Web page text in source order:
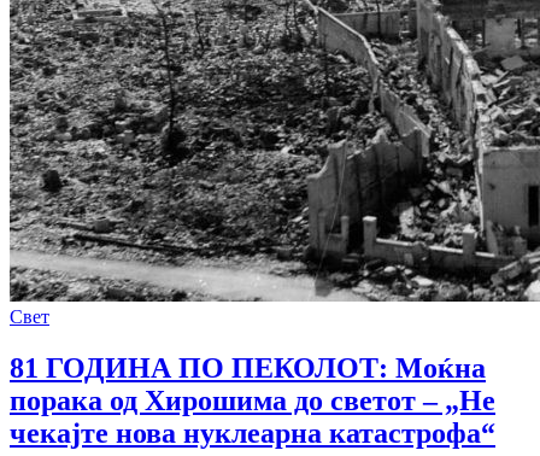
Свет
81 ГОДИНА ПО ПЕКОЛОТ: Моќна
порака од Хирошима до светот – „Не
чекајте нова нуклеарна катастрофа“